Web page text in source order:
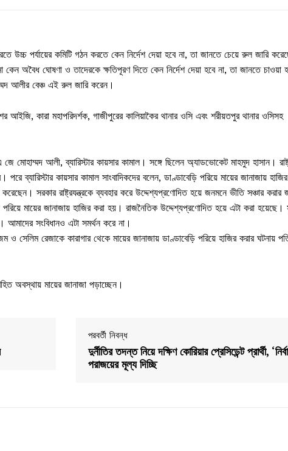
উচ্চ পর্যায়ের কমিটি গঠন করতে কেন নির্দেশ দেয়া হবে না, তা জানতে চেয়ে রুল জারি
অবৈধ ঘোষণা ও তাদেরকে ক্ষতিপূরণ দিতে কেন নির্দেশ দেয়া হবে না, তা জানতে চাওয়া
আলীর বেঞ্চ এই রুল জারি করেন।
আইজি, কারা মহাপরিদর্শক, গাজীপুরের কালিয়াকৈর থানার ওসি এবং শরীয়তপুর থানার ওসিসহ
মোহাম্মদ আলী, ব্যারিস্টার কায়সার কামাল। সঙ্গে ছিলেন অ্যাডভোকেট মাহমুদ হাসান।
ব্যারিস্টার কায়সার কামাল সাংবাদিকদের বলেন, ডাণ্ডাবেড়ি পরিয়ে মায়ের জানাজায়
সরকার রাষ্ট্রযন্ত্রকে ব্যবহার করে উদ্দেশ্যপ্রণোদিত হয়ে জনমনে ভীতি সঞ্চার করার
মায়ের জানাজায় হাজির করা হয়। রাজনৈতিক উদ্দেশ্যপ্রণোদিত হয়ে এটা করা হয়েছে।
সংবিধানও এটা সমর্থন করে না।
রেজাকে কারাগার থেকে মায়ের জানাজায় ডাণ্ডাবেড়ি পরিয়ে হাজির করার ঘটনায়
অবস্থায় মায়ের জানাজা পড়াচ্ছেন।
পরবর্তী নিবন্ধ
দুর্নীতির তদন্ত নিয়ে দক্ষিণ কোরিয়ার প্রেসিডেন্ট প্রার্থী,
পরাজয়ের মূল্য দিচ্ছি